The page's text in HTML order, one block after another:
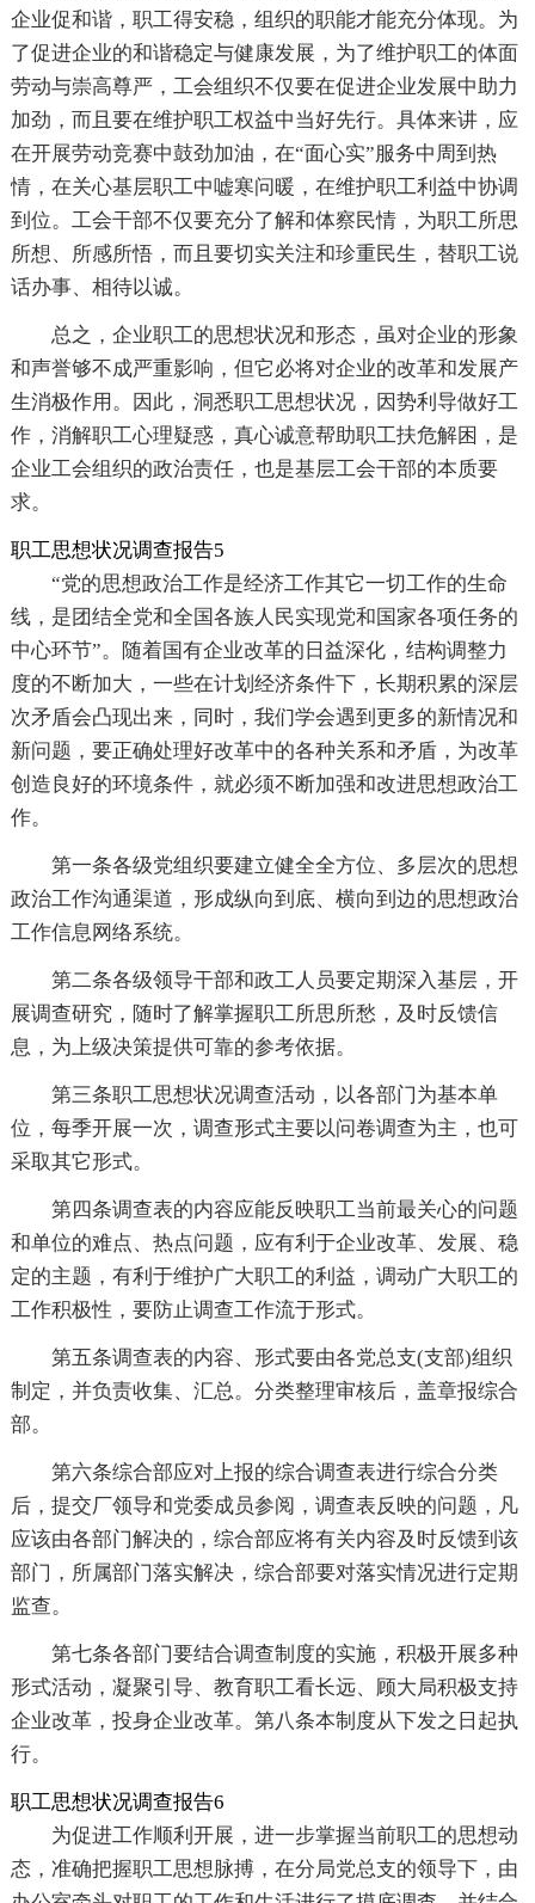
企业促和谐，职工得安稳，组织的职能才能充分体现。为
了促进企业的和谐稳定与健康发展，为了维护职工的体面
劳动与崇高尊严，工会组织不仅要在促进企业发展中助力
加劲，而且要在维护职工权益中当好先行。具体来讲，应
在开展劳动竞赛中鼓劲加油，在“面心实”服务中周到热
情，在关心基层职工中嘘寒问暖，在维护职工利益中协调
到位。工会干部不仅要充分了解和体察民情，为职工所思
所想、所感所悟，而且要切实关注和珍重民生，替职工说
话办事、相待以诚。
总之，企业职工的思想状况和形态，虽对企业的形象
和声誉够不成严重影响，但它必将对企业的改革和发展产
生消极作用。因此，洞悉职工思想状况，因势利导做好工
作，消解职工心理疑惑，真心诚意帮助职工扶危解困，是
企业工会组织的政治责任，也是基层工会干部的本质要
求。
职工思想状况调查报告5
“党的思想政治工作是经济工作其它一切工作的生命
线，是团结全党和全国各族人民实现党和国家各项任务的
中心环节”。随着国有企业改革的日益深化，结构调整力
度的不断加大，一些在计划经济条件下，长期积累的深层
次矛盾会凸现出来，同时，我们学会遇到更多的新情况和
新问题，要正确处理好改革中的各种关系和矛盾，为改革
创造良好的环境条件，就必须不断加强和改进思想政治工
作。
第一条各级党组织要建立健全全方位、多层次的思想
政治工作沟通渠道，形成纵向到底、横向到边的思想政治
工作信息网络系统。
第二条各级领导干部和政工人员要定期深入基层，开
展调查研究，随时了解掌握职工所思所愁，及时反馈信
息，为上级决策提供可靠的参考依据。
第三条职工思想状况调查活动，以各部门为基本单
位，每季开展一次，调查形式主要以问卷调查为主，也可
采取其它形式。
第四条调查表的内容应能反映职工当前最关心的问题
和单位的难点、热点问题，应有利于企业改革、发展、稳
定的主题，有利于维护广大职工的利益，调动广大职工的
工作积极性，要防止调查工作流于形式。
第五条调查表的内容、形式要由各党总支(支部)组织
制定，并负责收集、汇总。分类整理审核后，盖章报综合
部。
第六条综合部应对上报的综合调查表进行综合分类
后，提交厂领导和党委成员参阅，调查表反映的问题，凡
应该由各部门解决的，综合部应将有关内容及时反馈到该
部门，所属部门落实解决，综合部要对落实情况进行定期
监查。
第七条各部门要结合调查制度的实施，积极开展多种
形式活动，凝聚引导、教育职工看长远、顾大局积极支持
企业改革，投身企业改革。第八条本制度从下发之日起执
行。
职工思想状况调查报告6
为促进工作顺利开展，进一步掌握当前职工的思想动
态，准确把握职工思想脉搏，在分局党总支的领导下，由